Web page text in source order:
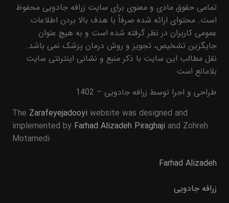
تمامی حقوق مادی و معنوی برای سایت زرافه جادویی محفوظ
است. محتوای ارائه شده صرفاً با هدف بالا بردن اطلاعات
عمومی کاربران در نظر گرفته شده است و به هیچ عنوان
جایگزین تشخیص، تجویز و روش درمان پزشک نمی باشد.
نقل مطالب این سایت با ذکر منبع و نشانی اینترنتی سایت
بلامانع است
طراحی و اجرا توسط زرافه جادویی – 1402
The Zarafeyejadooyi website was designed and
implemented by Farhad Alizadeh Piraghaji and Zohreh
Motamedi
Farhad Alizadeh
زرافه جادویی